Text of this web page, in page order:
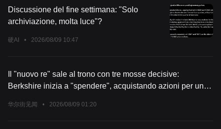
Discussione del fine settimana: "Solo
archiviazione, molta luce"?
硬AI • 2026/08/09 10:47
Il "nuovo re" sale al trono con tre mosse decisive:
Berkshire inizia a "spendere", acquistando azioni per un
华尔街见闻 • 2026/08/09 01:20